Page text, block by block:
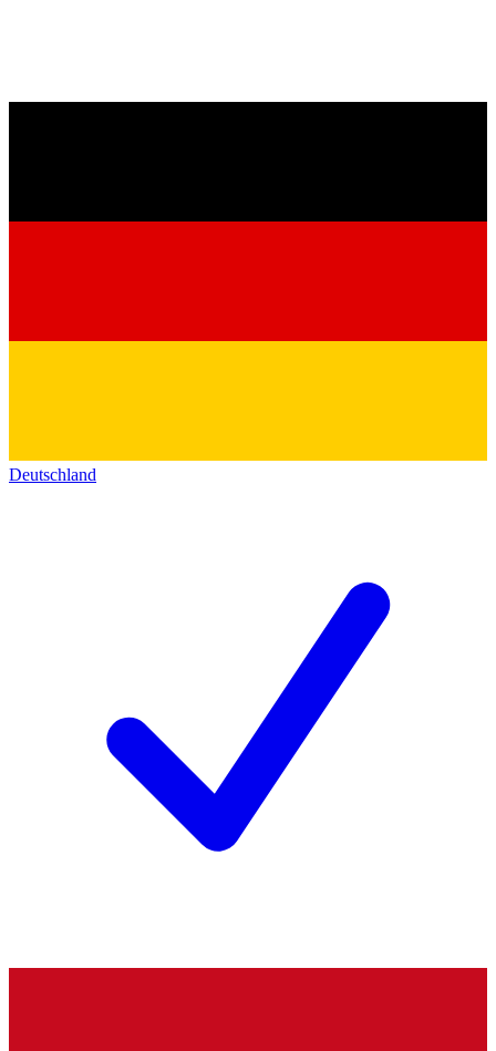
Deutschland